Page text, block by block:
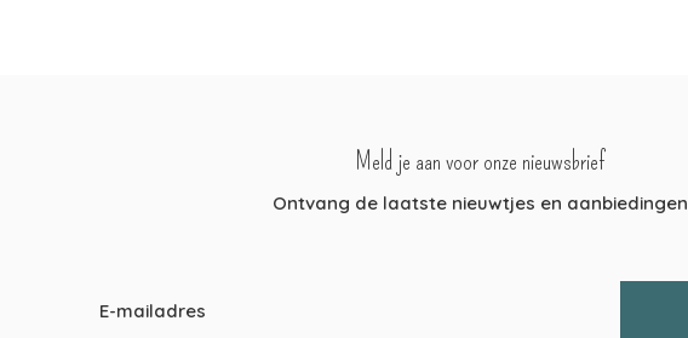
Meld je aan voor onze nieuwsbrief
Ontvang de laatste nieuwtjes en aanbiedingen